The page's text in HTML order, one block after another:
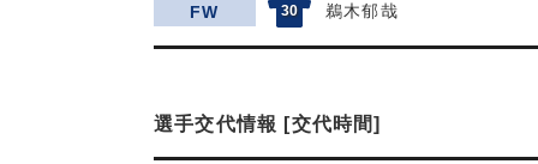
FW 30 鵜木郁哉
選手交代情報 [交代時間]